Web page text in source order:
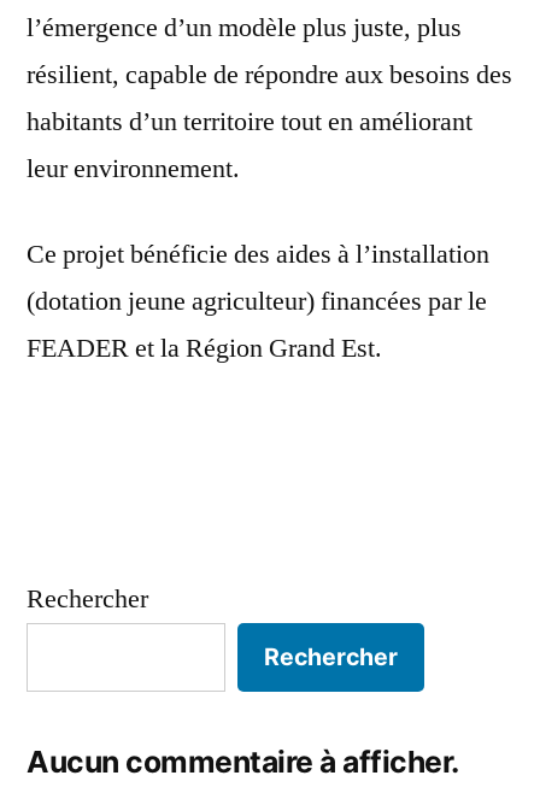
l’émergence d’un modèle plus juste, plus
résilient, capable de répondre aux besoins des
habitants d’un territoire tout en améliorant
leur environnement.
Ce projet bénéficie des aides à l’installation
(dotation jeune agriculteur) financées par le
FEADER et la Région Grand Est.
Rechercher
Rechercher
Aucun commentaire à afficher.